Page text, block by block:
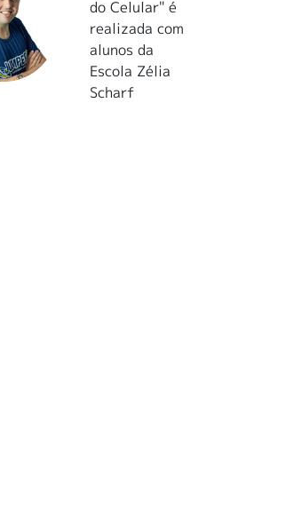
do Celular" é
realizada com
alunos da
Escola Zélia
Scharf